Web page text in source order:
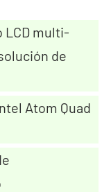
LCD multi-
de
Atom Quad